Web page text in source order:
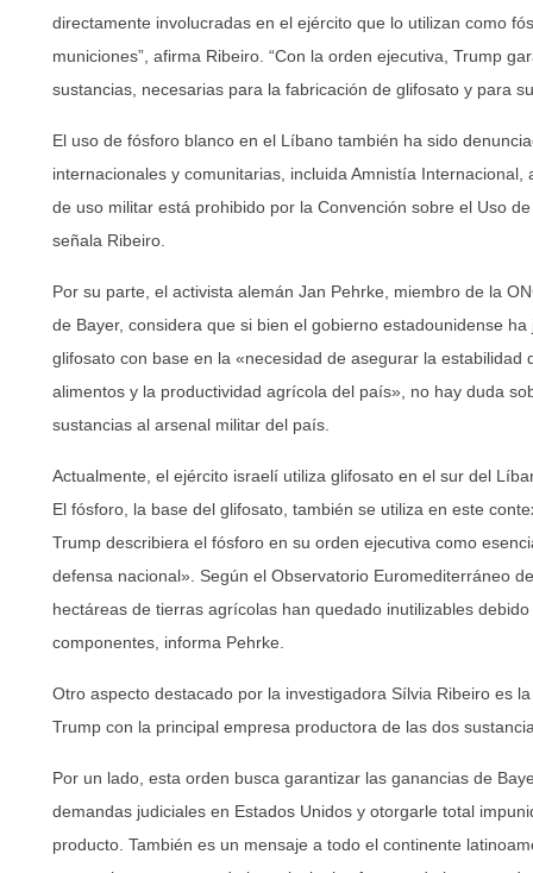
directamente involucradas en el ejército que lo utilizan como
municiones”, afirma Ribeiro. “Con la orden ejecutiva, Trump
sustancias, necesarias para la fabricación de glifosato y para
El uso de fósforo blanco en el Líbano también ha sido
internacionales y comunitarias, incluida Amnistía Internacional,
de uso militar está prohibido por la Convención sobre el Uso
señala Ribeiro.
Por su parte, el activista alemán Jan Pehrke, miembro de la
de Bayer, considera que si bien el gobierno estadounidense
glifosato con base en la «necesidad de asegurar la estabilidad
alimentos y la productividad agrícola del país», no hay duda
sustancias al arsenal militar del país.
Actualmente, el ejército israelí utiliza glifosato en el sur del
El fósforo, la base del glifosato, también se utiliza en este
Trump describiera el fósforo en su orden ejecutiva como
defensa nacional». Según el Observatorio Euromediterráneo
hectáreas de tierras agrícolas han quedado inutilizables
componentes, informa Pehrke.
Otro aspecto destacado por la investigadora Sílvia Ribeiro es
Trump con la principal empresa productora de las dos
Por un lado, esta orden busca garantizar las ganancias de
demandas judiciales en Estados Unidos y otorgarle total
producto. También es un mensaje a todo el continente